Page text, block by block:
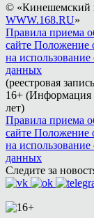
© «Кинешемский
WWW.168.RU»
Правила приема
сайте Положение
на использование
данных
(реестровая
16+ (Информация
лет)
Правила приема
сайте Положение
на использование
данных
Следите за